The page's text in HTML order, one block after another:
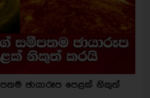
ඡායාරූප පෙළක් නිකුත්